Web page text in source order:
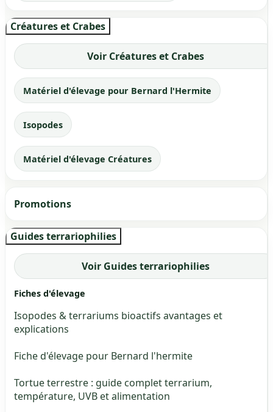
Créatures et Crabes
Voir Créatures et Crabes
Matériel d'élevage pour Bernard l'Hermite
Isopodes
Matériel d'élevage Créatures
Promotions
Guides terrariophilies
Voir Guides terrariophilies
Fiches d'élevage
Isopodes & terrariums bioactifs avantages et
explications
Fiche d'élevage pour Bernard l'hermite
Tortue terrestre : guide complet terrarium,
température, UVB et alimentation